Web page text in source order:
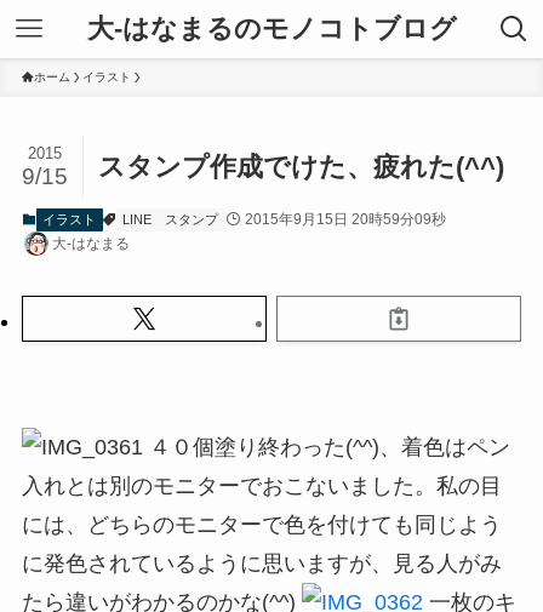
大-はなまるのモノコトブログ
ホーム イラスト
スタンプ作成でけた、疲れた(^^)
2015
9/15
イラスト LINE スタンプ
2015年9月15日 20時59分09秒
大-はなまる
４０個塗り終わった(^^)、着色はペン
入れとは別のモニターでおこないました。私の目
には、どちらのモニターで色を付けても同じよう
に発色されているように思いますが、見る人がみ
たら違いがわかるのかな(^^)
一枚のキ